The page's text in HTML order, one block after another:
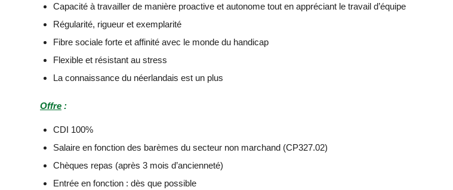
Capacité à travailler de manière proactive et autonome tout en appréciant le travail d’équipe
Régularité, rigueur et exemplarité
Fibre sociale forte et affinité avec le monde du handicap
Flexible et résistant au stress
La connaissance du néerlandais est un plus
Offre :
CDI 100%
Salaire en fonction des barèmes du secteur non marchand (CP327.02)
Chèques repas (après 3 mois d’ancienneté)
Entrée en fonction : dès que possible